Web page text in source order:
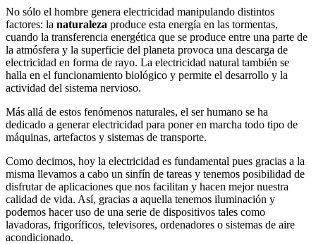
No sólo el hombre genera electricidad manipulando distintos
factores: la naturaleza produce esta energía en las tormentas,
cuando la transferencia energética que se produce entre una parte de
la atmósfera y la superficie del planeta provoca una descarga de
electricidad en forma de rayo. La electricidad natural también se
halla en el funcionamiento biológico y permite el desarrollo y la
actividad del sistema nervioso.
Más allá de estos fenómenos naturales, el ser humano se ha
dedicado a generar electricidad para poner en marcha todo tipo de
máquinas, artefactos y sistemas de transporte.
Como decimos, hoy la electricidad es fundamental pues gracias a la
misma llevamos a cabo un sinfín de tareas y tenemos posibilidad de
disfrutar de aplicaciones que nos facilitan y hacen mejor nuestra
calidad de vida. Así, gracias a aquella tenemos iluminación y
podemos hacer uso de una serie de dispositivos tales como
lavadoras, frigoríficos, televisores, ordenadores o sistemas de aire
acondicionado.